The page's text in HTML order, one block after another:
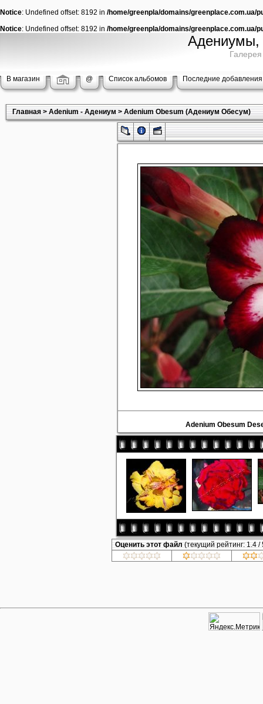
Notice: Undefined offset: 8192 in /home/greenpla/domains/greenplace.com.ua/
Notice: Undefined offset: 8192 in /home/greenpla/domains/greenplace.com.ua/
Адениумы,
В магазин @ Список альбомов Последние добавления
Главная>Adenium - Адениум>Adenium Obesum (Адениум Обесум)
Adenium Obesum
Оценить этот файл (текущий рейтинг: 1.4 /